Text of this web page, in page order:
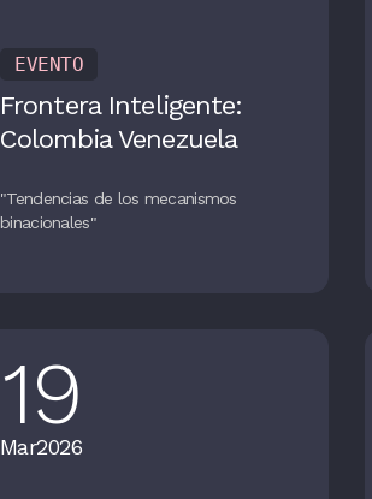
EVENTO
Frontera Inteligente:
Colombia Venezuela
"Tendencias de los mecanismos
binacionales"
19
Mar2026